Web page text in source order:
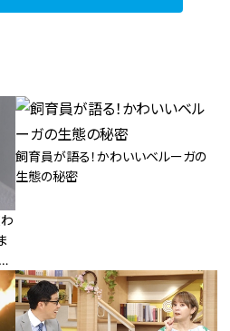
飼育員が語る！かわいいベルーガの
生態の秘密